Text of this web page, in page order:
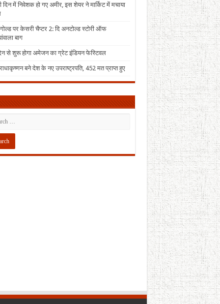
दिन में निवेशक हो गए अमीर, इस शेयर ने मार्किट में मचाया
गोल्ड पर केसरी चैप्टर 2: दि अनटोल्ड स्टोरी ऑफ
बाग
से शुरू होगा अमेजन का ग्रेट इंडियन फेस्टिवल
बने देश के नए उपराष्ट्रपति, 452 मत प्राप्त हुए